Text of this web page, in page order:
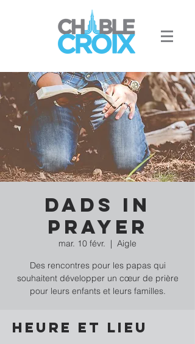
Dads in
prayer
mar. 10 févr.
  |
Aigle
Des rencontres pour les papas qui
souhaitent développer un cœur de prière
pour leurs enfants et leurs familles.
Heure et lieu